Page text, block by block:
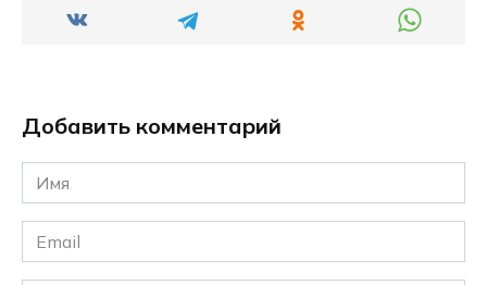
Добавить комментарий
Имя
*
Email
*